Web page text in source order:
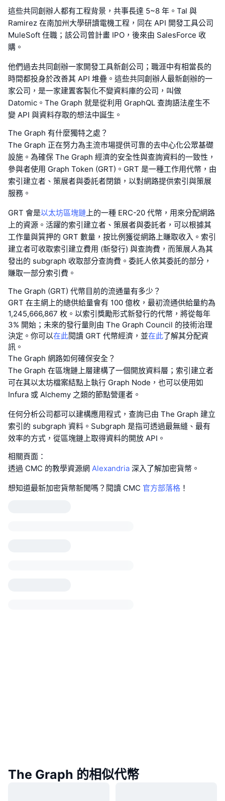
這些共同創辦人都有工程背景，共事長達 5~8 年。Tal 與
Ramirez 在南加州大學研讀電機工程，同在 API 開發工具公司
MuleSoft 任職；該公司曾計畫 IPO，後來由 SalesForce 收
購。
他們過去共同創辦一家開發工具新創公司；職涯中有相當長的
時間都投身於改善其 API 堆疊。這些共同創辦人最新創辦的一
家公司，是一家建置客製化不變資料庫的公司，叫做
Datomic。The Graph 就是從利用 GraphQL 查詢語法産生不
變 API 與資料存取的想法中誕生。
The Graph 有什麼獨特之處？
The Graph 正在努力為主流市場提供可靠的去中心化公眾基礎
設施。為確保 The Graph 經濟的安全性與查詢資料的一致性，
參與者使用 Graph Token (GRT)。GRT 是一種工作用代幣，由
索引建立者、策展者與委託者閉鎖，以對網路提供索引與策展
服務。
GRT 會是以太坊區塊鏈上的一種 ERC-20 代幣，用來分配網路
上的資源。活躍的索引建立者、策展者與委託者，可以根據其
工作量與質押的 GRT 數量，按比例獲從網路上賺取收入。索引
建立者可收取索引建立費用 (新發行) 與查詢費，而策展人為其
發出的 subgraph 收取部分查詢費。委託人依其委託的部分，
賺取一部分索引費。
The Graph (GRT) 代幣目前的流通量有多少？
GRT 在主網上的總供給量會有 100 億枚，最初流通供給量約為
1,245,666,867 枚。以索引獎勵形式新發行的代幣，將從每年
3% 開始；未來的發行量則由 The Graph Council 的技術治理
決定。你可以在此閱讀 GRT 代幣經濟，並在此了解其分配資
訊。
The Graph 網路如何確保安全？
The Graph 在區塊鏈上層建構了一個開放資料層；索引建立者
可在其以太坊檔案結點上執行 Graph Node，也可以使用如
Infura 或 Alchemy 之類的節點營運者。
任何分析公司都可以建構應用程式，查詢已由 The Graph 建立
索引的 subgraph 資料。Subgraph 是指可透過最無縫、最有
效率的方式，從區塊鏈上取得資料的開放 API。
相關頁面：
透過 CMC 的教學資源網 Alexandria 深入了解加密貨幣。
想知道最新加密貨幣新聞嗎？閱讀 CMC 官方部落格 ！
The Graph 的相似代幣